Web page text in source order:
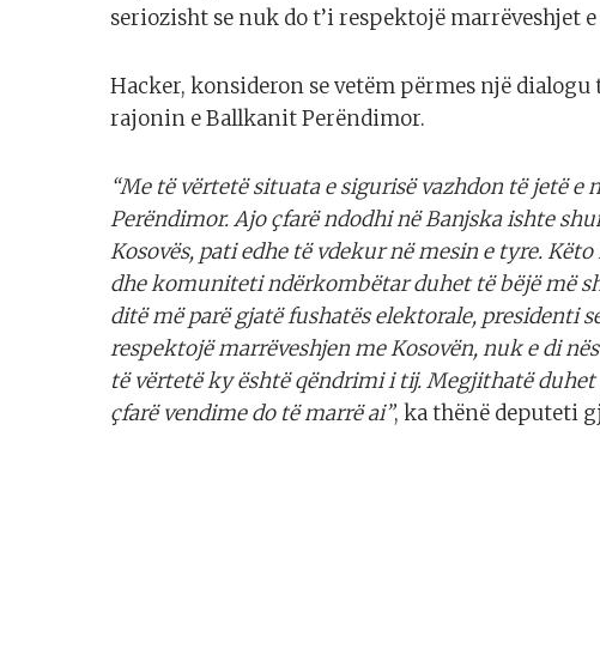
seriozisht se nuk do t’i respektojë marrëveshjet
Hacker, konsideron se vetëm përmes një
rajonin e Ballkanit Perëndimor.
“Me të vërtetë situata e sigurisë vazhdon të jetë
Perëndimor. Ajo çfarë ndodhi në Banjska ishte
Kosovës, pati edhe të vdekur në mesin e tyre.
dhe komuniteti ndërkombëtar duhet të bëjë më
ditë më parë gjatë fushatës elektorale, presidenti
respektojë marrëveshjen me Kosovën, nuk e di
të vërtetë ky është qëndrimi i tij. Megjithatë
çfarë vendime do të marrë ai”, ka thënë deputeti